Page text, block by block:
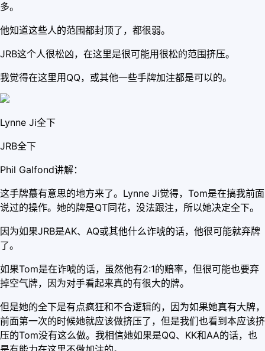
多。
他知道这些人的范围都封顶了，都很弱。
JRB这个人很松凶，在这里是很可能用很松的范围挤压。
我觉得在这里用QQ，或其他一些手牌加注都是可以的。
Lynne Ji全下
JRB全下
Phil Galfond讲解：
这手牌蕞有意思的地方来了。Lynne Ji觉得，Tom是在搞我前面
说过的操作。她的牌是QT同花，没法跟注，所以她决定全下。
因为如果JRB是AK、AQ或其他什么诈唬的话，他很可能就弃牌
了。
如果Tom是在诈唬的话，虽然他有2:1的赔率，但很可能也要弃
掉空气牌，因为对手看起来真的有很大的牌。
但是她的全下是有点疯狂和不合逻辑的，因为如果她真有大牌，
前面第一次的时候她就应该做挤压了，但是我们也看到本应该挤
压的Tom没有这么做。我相信她如果是QQ、KK和AA的话，也